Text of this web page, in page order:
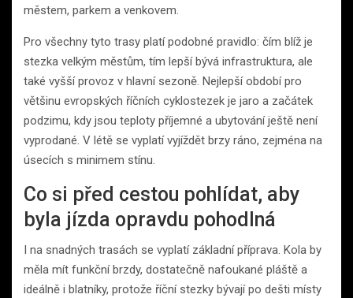
městem, parkem a venkovem.
Pro všechny tyto trasy platí podobné pravidlo: čím blíž je
stezka velkým městům, tím lepší bývá infrastruktura, ale
také vyšší provoz v hlavní sezoně. Nejlepší období pro
většinu evropských říčních cyklostezek je jaro a začátek
podzimu, kdy jsou teploty příjemné a ubytování ještě není
vyprodané. V létě se vyplatí vyjíždět brzy ráno, zejména na
úsecích s minimem stínu.
Co si před cestou pohlídat, aby
byla jízda opravdu pohodlná
I na snadných trasách se vyplatí základní příprava. Kola by
měla mít funkční brzdy, dostatečně nafoukané pláště a
ideálně i blatníky, protože říční stezky bývají po dešti místy